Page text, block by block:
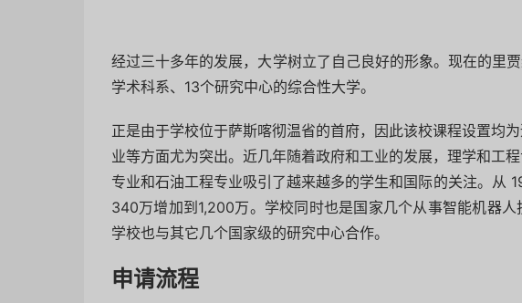
经过三十多年的发展，大学树立了自己良好的形象。现在的里
学术科系、13个研究中心的综合性大学。
正是由于学校位于萨斯喀彻温省的首府，因此该校课程设置均
业等方面尤为突出。近几年随着政府和工业的发展，理学和工
专业和石油工程专业吸引了越来越多的学生和国际的关注。从
340万增加到1,200万。学校同时也是国家几个从事智能机器人
学校也与其它几个国家级的研究中心合作。
申请流程